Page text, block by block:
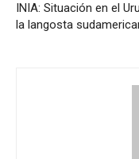
INIA: Situación en el
la langosta